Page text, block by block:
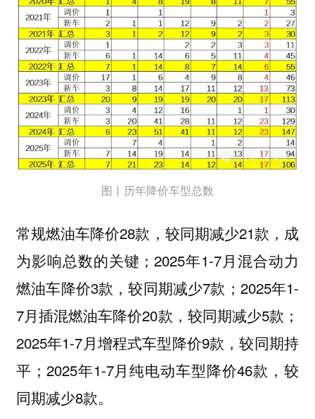
图丨历年降价车型总数
常规燃油车降价28款，较同期减少21款，成
为影响总数的关键；2025年1-7月混合动力
燃油车降价3款，较同期减少7款；2025年1-
7月插混燃油车降价20款，较同期减少5款；
2025年1-7月增程式车型降价9款，较同期持
平；2025年1-7月纯电动车型降价46款，较
同期减少8款。